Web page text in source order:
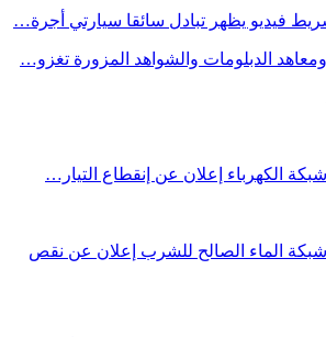
فيديو يظهر تبادل سائقا سيارتي أجرة…
الدبلومات والشواهد المزورة تغزو…
الكهرباء إعلان عن إنقطاع التيار…
الماء الصالح للشرب إعلان عن نقص